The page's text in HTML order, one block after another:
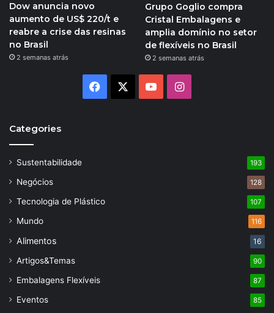
Dow anuncia novo
aumento de US$ 220/t e
reabre a crise das resinas
no Brasil
2 semanas atrás
Grupo Goglio compra
Cristal Embalagens e
amplia domínio no setor
de flexíveis no Brasil
2 semanas atrás
Facebook YouTubeInstagram
Categories
Sustentabilidade 193
Negócios 128
Tecnologia de Plástico 107
Mundo 116
Alimentos 16
Artigos&Temas 90
Embalagens Flexíveis 87
Eventos 85